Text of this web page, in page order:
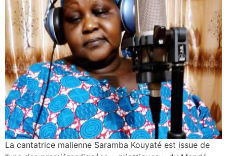
La cantatrice malienne Saramba Kouyaté est issue de